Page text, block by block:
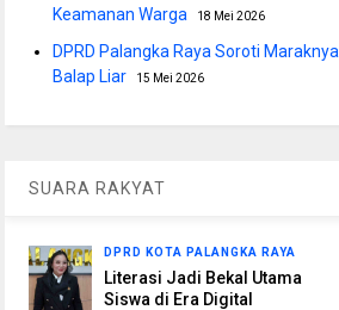
Keamanan Warga
18 Mei 2026
DPRD Palangka Raya Soroti Maraknya
Balap Liar
15 Mei 2026
SUARA RAKYAT
DPRD KOTA PALANGKA RAYA
Literasi Jadi Bekal Utama
Siswa di Era Digital